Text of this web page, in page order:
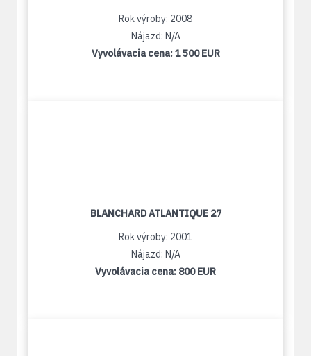
Rok výroby: 2008
Nájazd: N/A
Vyvolávacia cena:1 500 EUR
BLANCHARD ATLANTIQUE 27
Rok výroby: 2001
Nájazd: N/A
Vyvolávacia cena: 800 EUR